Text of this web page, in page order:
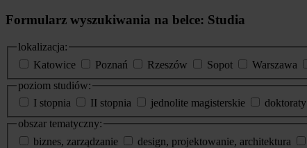
Formularz wyszukiwania na belce: Studia
lokalizacja:
Katowice
Poznań Rzeszów Sopot Warszawa
poziom studiów:
I stopnia
II stopnia jednolite magisterskie doktoraty
obszar tematyczny:
biznes, zarządzanie
design, projektowanie, architektura